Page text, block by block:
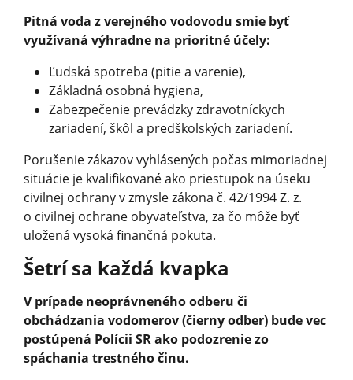
Pitná voda z verejného vodovodu smie byť
využívaná výhradne na prioritné účely:
Ľudská spotreba (pitie a varenie),
Základná osobná hygiena,
Zabezpečenie prevádzky zdravotníckych
zariadení, škôl a predškolských zariadení.
Porušenie zákazov vyhlásených počas mimoriadnej
situácie je kvalifikované ako priestupok na úseku
civilnej ochrany v zmysle zákona č. 42/1994 Z. z.
o civilnej ochrane obyvateľstva, za čo môže byť
uložená vysoká finančná pokuta.
Šetrí sa každá kvapka
V prípade neoprávneného odberu či
obchádzania vodomerov (čierny odber) bude vec
postúpená Polícii SR ako podozrenie zo
spáchania trestného činu.